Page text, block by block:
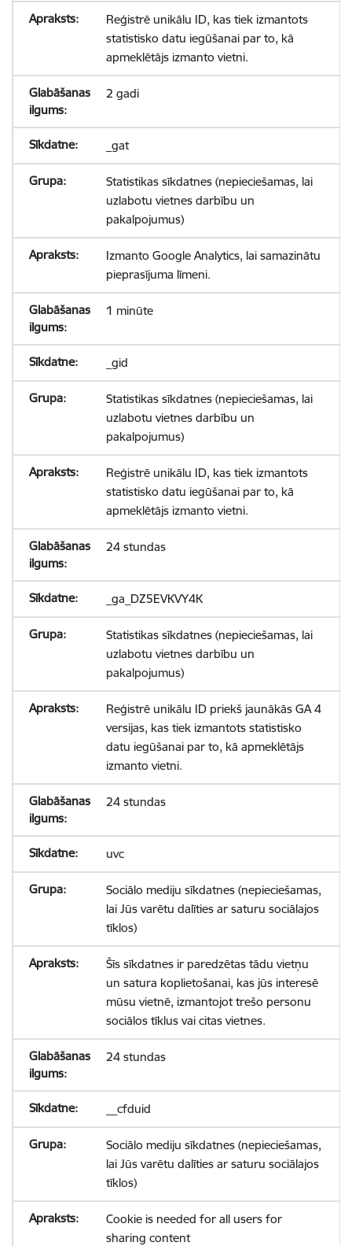
Reģistrē unikālu ID, kas tiek izmantots
statistisko datu iegūšanai par to, kā
apmeklētājs izmanto vietni.
2 gadi
_gat
Statistikas sīkdatnes (nepieciešamas, lai
uzlabotu vietnes darbību un
pakalpojumus)
Izmanto Google Analytics, lai samazinātu
pieprasījuma līmeni.
1 minūte
_gid
Statistikas sīkdatnes (nepieciešamas, lai
uzlabotu vietnes darbību un
pakalpojumus)
Reģistrē unikālu ID, kas tiek izmantots
statistisko datu iegūšanai par to, kā
apmeklētājs izmanto vietni.
24 stundas
_ga_DZ5EVKVY4K
Statistikas sīkdatnes (nepieciešamas, lai
uzlabotu vietnes darbību un
pakalpojumus)
Reģistrē unikālu ID priekš jaunākās GA 4
versijas, kas tiek izmantots statistisko
datu iegūšanai par to, kā apmeklētājs
izmanto vietni.
24 stundas
uvc
Sociālo mediju sīkdatnes (nepieciešamas,
lai Jūs varētu dalīties ar saturu sociālajos
tīklos)
Šīs sīkdatnes ir paredzētas tādu vietņu
un satura koplietošanai, kas jūs interesē
mūsu vietnē, izmantojot trešo personu
sociālos tīklus vai citas vietnes.
24 stundas
__cfduid
Sociālo mediju sīkdatnes (nepieciešamas,
lai Jūs varētu dalīties ar saturu sociālajos
tīklos)
Cookie is needed for all users for
sharing content